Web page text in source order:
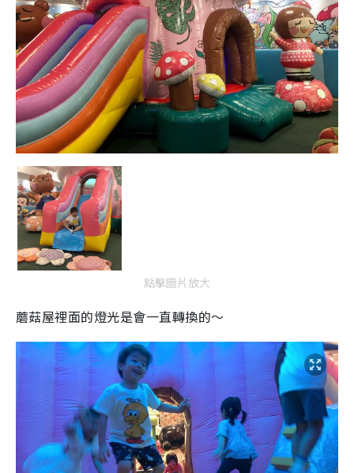
點擊圖片放大
蘑菇屋裡面的燈光是會一直轉換的～